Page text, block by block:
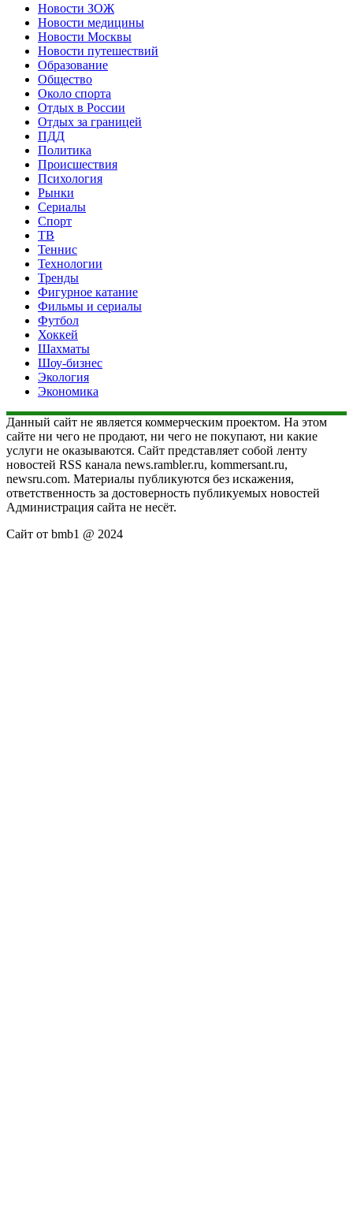
Новости ЗОЖ
Новости медицины
Новости Москвы
Новости путешествий
Образование
Общество
Около спорта
Отдых в России
Отдых за границей
ПДД
Политика
Происшествия
Психология
Рынки
Сериалы
Спорт
ТВ
Теннис
Технологии
Тренды
Фигурное катание
Фильмы и сериалы
Футбол
Хоккей
Шахматы
Шоу-бизнес
Экология
Экономика
Данный сайт не является коммерческим проектом. На этом
сайте ни чего не продают, ни чего не покупают, ни какие
услуги не оказываются. Сайт представляет собой ленту
новостей RSS канала news.rambler.ru, kommersant.ru,
newsru.com. Материалы публикуются без искажения,
ответственность за достоверность публикуемых новостей
Администрация сайта не несёт.
Сайт от bmb1 @ 2024